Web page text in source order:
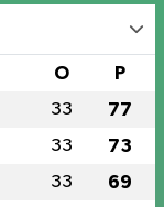
O P
33 77
33 73
33 69